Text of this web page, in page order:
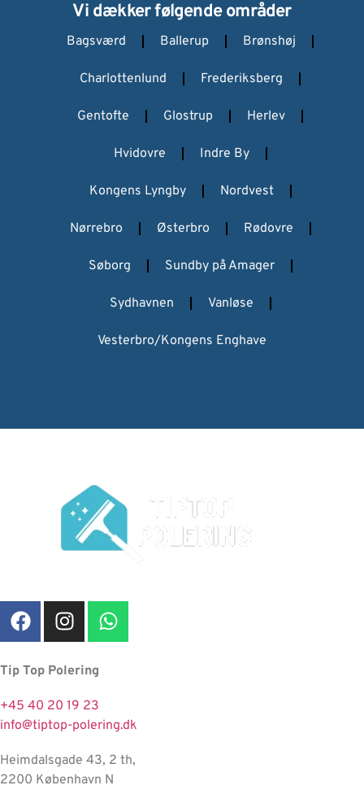
Vi dækker følgende områder
Bagsværd Ballerup Brønshøj
Charlottenlund Frederiksberg
Gentofte Glostrup Herlev
Hvidovre Indre By
Kongens Lyngby Nordvest
Nørrebro Østerbro Rødovre
Søborg Sundby på Amager
Sydhavnen Vanløse
Vesterbro/Kongens Enghave
Tip Top Polering
+45 40 20 19 23
info@tiptop-polering.dk
Heimdalsgade 43, 2 th,
2200 København N